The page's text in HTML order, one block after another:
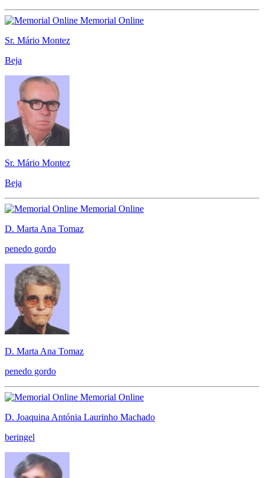
Memorial Online
Sr. Mário Montez
Beja
Sr. Mário Montez
Beja
Memorial Online
D. Marta Ana Tomaz
penedo gordo
D. Marta Ana Tomaz
penedo gordo
Memorial Online
D. Joaquina Antónia Laurinho Machado
beringel